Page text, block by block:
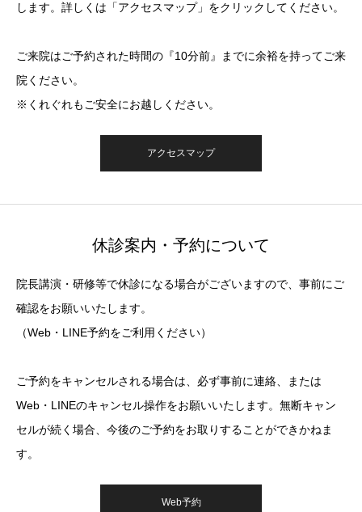
します。詳しくは「アクセスマップ」をクリックしてください。
ご来院はご予約された時間の『10分前』までに余裕を持ってご来
院ください。
※くれぐれもご安全にお越しください。
アクセスマップ
休診案内・予約について
院長講演・研修等で休診になる場合がございますので、事前にご
確認をお願いいたします。
（Web・LINE予約をご利用ください）
ご予約をキャンセルされる場合は、必ず事前に連絡、または
Web・LINEのキャンセル操作をお願いいたします。無断キャン
セルが続く場合、今後のご予約をお取りすることができかねま
す。
Web予約